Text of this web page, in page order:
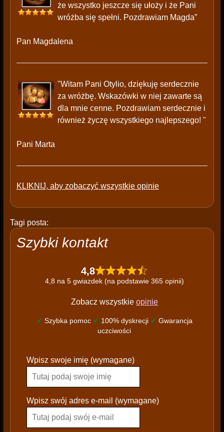
że wszystko jeszcze się ułoży i że Pani
wróżba się spełni. Pozdrawiam Magda”
Pan Magdalena
"Witam Pani Otylio, dziękuję serdecznie
za wróżbę. Wskazówki w niej zawarte są
dla mnie cenne. Pozdrawiam serdecznie i
również życzę wszystkiego najlepszego! "
Pani Marta
KLIKNIJ, aby zobaczyć wszystkie opinie
Tagi posta:
Szybki kontakt
4,8
4,8 na 5 gwiazdek (na podstawie 365 opinii)
Zobacz wszystkie opinie
✔ Szybka pomoc ✔ 100% dyskrecji ✔ Gwarancja
uczciwości
l
a
s
Wpisz swoje imię (wymagane)
Wpisz swój adres e-mail (wymagane)